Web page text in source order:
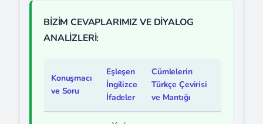
BİZİM CEVAPLARIMIZ VE DİYALOG
ANALİZLERİ:
Konuşmacı
ve Soru
Eşleşen
İngilizce
İfadeler
Cümlelerin
Türkçe Çevirisi
ve Mantığı